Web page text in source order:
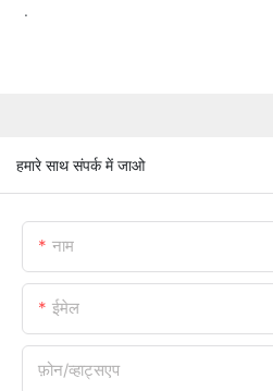
.
हमारे साथ संपर्क में जाओ
नाम
ईमेल
फ़ोन/व्हाट्सएप